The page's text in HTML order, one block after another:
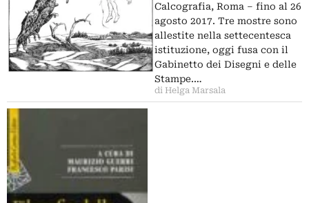
Calcografia, Roma – fino al 26
agosto 2017. Tre mostre sono
allestite nella settecentesca
istituzione, oggi fusa con il
Gabinetto dei Disegni e delle
Stampe.…
di Helga Marsala